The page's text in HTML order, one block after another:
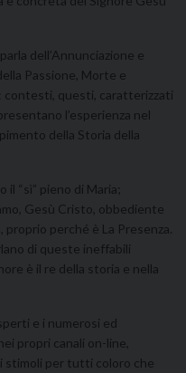
dell’Annunciazione e
Passione, Morte e
contesti, questi, caratterizzati
l’esperienza nel
della Storia della
il “sì” pieno di Maria;
Gesù Cristo, obbediente
perché è La Presenza.
di queste ineffabili
è il re della storia e nella
e i numerosi ed
propri canali on-line,
stimoli per tutti coloro che